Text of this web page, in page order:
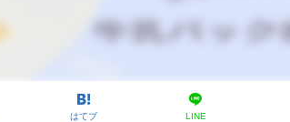
はてブ LINE